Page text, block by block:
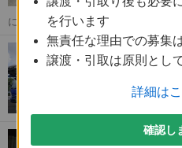
に通い 発見当初は右目
は綺麗に治り見える…
大分 由布市 由布院駅 猫
【未経験OK🚚
ー募集
遊び大好き フク
を行います
無責任な理由での募集
譲渡・引取は原則とし
詳細は
確認し